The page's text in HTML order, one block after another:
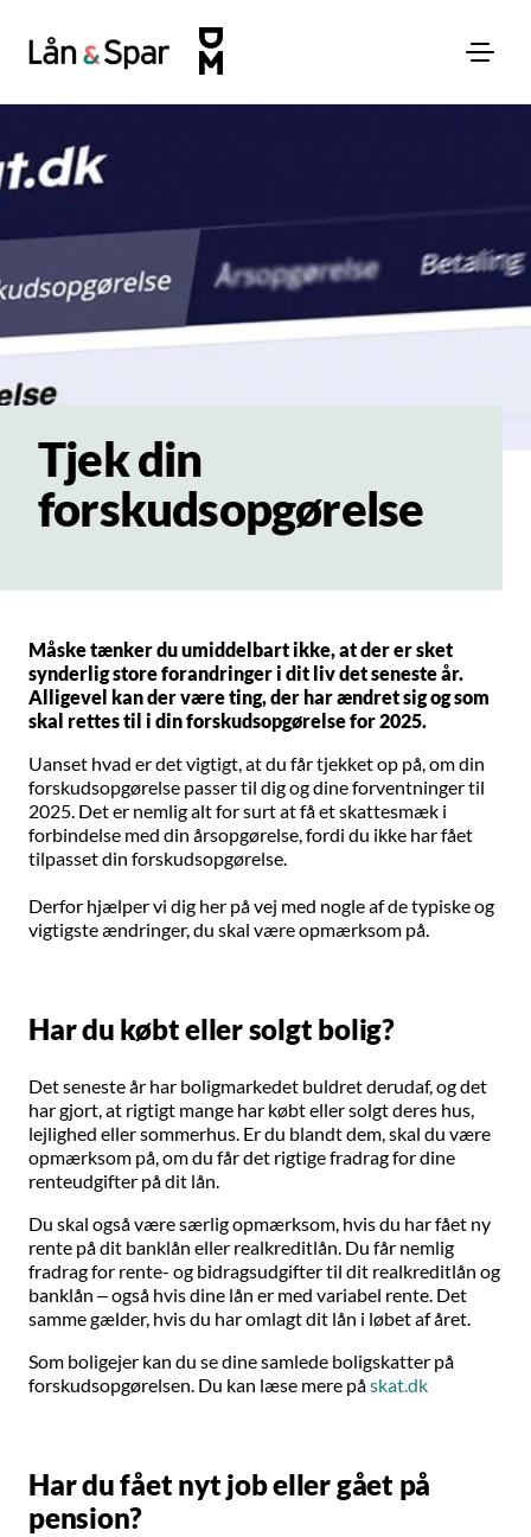
Tjek din
forskudsopgørelse
Måske tænker du umiddelbart ikke, at der er sket
synderlig store forandringer i dit liv det seneste år.
Alligevel kan der være ting, der har ændret sig og som
skal rettes til i din forskudsopgørelse for 2025.
Uanset hvad er det vigtigt, at du får tjekket op på, om din
forskudsopgørelse passer til dig og dine forventninger til
2025. Det er nemlig alt for surt at få et skattesmæk i
forbindelse med din årsopgørelse, fordi du ikke har fået
tilpasset din forskudsopgørelse.
Derfor hjælper vi dig her på vej med nogle af de typiske og
vigtigste ændringer, du skal være opmærksom på.
Har du købt eller solgt bolig?
Det seneste år har boligmarkedet buldret derudaf, og det
har gjort, at rigtigt mange har købt eller solgt deres hus,
lejlighed eller sommerhus. Er du blandt dem, skal du være
opmærksom på, om du får det rigtige fradrag for dine
renteudgifter på dit lån.
Du skal også være særlig opmærksom, hvis du har fået ny
rente på dit banklån eller realkreditlån. Du får nemlig
fradrag for rente- og bidragsudgifter til dit realkreditlån og
banklån – også hvis dine lån er med variabel rente. Det
samme gælder, hvis du har omlagt dit lån i løbet af året.
Som boligejer kan du se dine samlede boligskatter på
forskudsopgørelsen. Du kan læse mere påskat.dk
Har du fået nyt job eller gået på
pension?